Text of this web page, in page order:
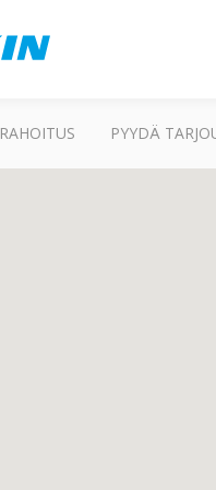
RAHOITUS PYYDÄ